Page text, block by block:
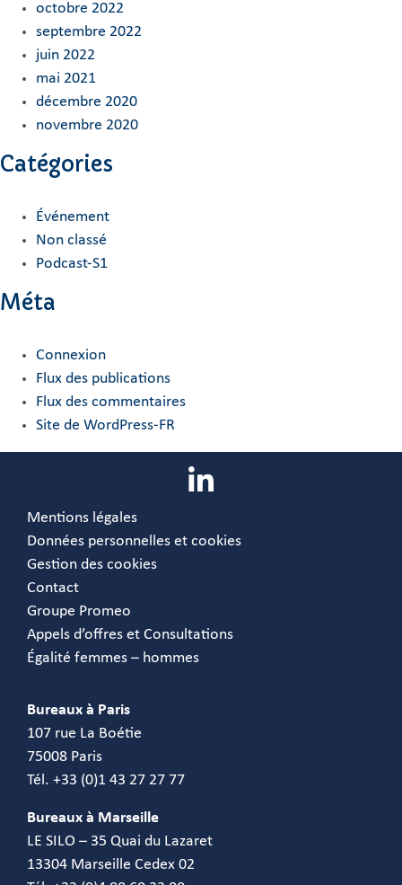
octobre 2022
septembre 2022
juin 2022
mai 2021
décembre 2020
novembre 2020
Catégories
Événement
Non classé
Podcast-S1
Méta
Connexion
Flux des publications
Flux des commentaires
Site de WordPress-FR
Mentions légales
Données personnelles et cookies
Gestion des cookies
Contact
Groupe Promeo
Appels d’offres et Consultations
Égalité femmes – hommes
Bureaux à Paris
107 rue La Boétie
75008 Paris
Tél. +33 (0)1 43 27 27 77
Bureaux à Marseille
LE SILO – 35 Quai du Lazaret
13304 Marseille Cedex 02